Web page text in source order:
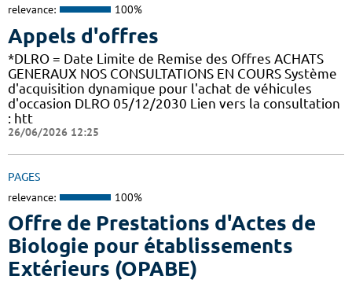
relevance: 100%
Appels d'offres
*DLRO = Date Limite de Remise des Offres ACHATS
GENERAUX NOS CONSULTATIONS EN COURS Système
d'acquisition dynamique pour l'achat de véhicules
d'occasion DLRO 05/12/2030 Lien vers la consultation
: htt
26/06/2026 12:25
PAGES
relevance: 100%
Offre de Prestations d'Actes de
Biologie pour établissements
Extérieurs (OPABE)